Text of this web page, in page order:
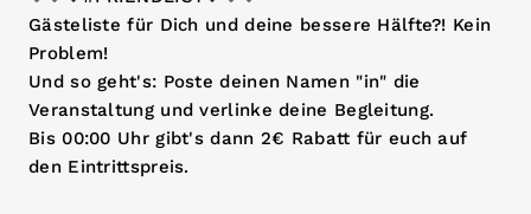
Gästeliste für Dich und deine bessere Hälfte?! Kein
Problem!
Und so geht's: Poste deinen Namen "in" die
Veranstaltung und verlinke deine Begleitung.
Bis 00:00 Uhr gibt's dann 2€ Rabatt für euch auf
den Eintrittspreis.